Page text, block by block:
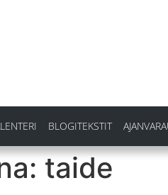
BLOGITEKSTIT
taide